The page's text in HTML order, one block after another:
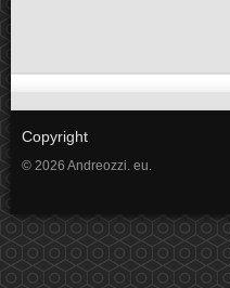
Copyright
© 2026 Andreozzi. eu.